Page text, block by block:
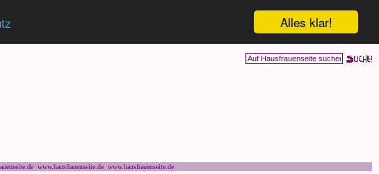
Alles klar!
www.hausfrauenseite.de www.hausfrauenseite.de